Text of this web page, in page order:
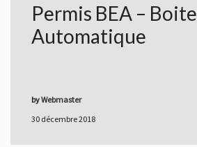
Permis BEA – Boite
Automatique
30 décembre 2018
byWebmaster